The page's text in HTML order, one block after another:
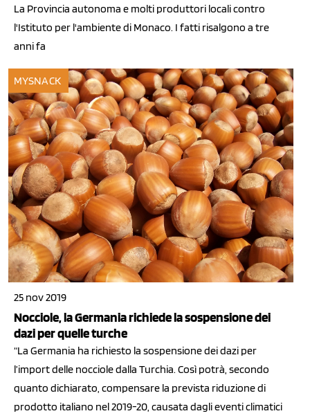
La Provincia autonoma e molti produttori locali contro
l'Istituto per l'ambiente di Monaco. I fatti risalgono a tre
anni fa
MYSNACK
25 nov 2019
Nocciole, la Germania richiede la sospensione dei
dazi per quelle turche
“La Germania ha richiesto la sospensione dei dazi per
l’import delle nocciole dalla Turchia. Così potrà, secondo
quanto dichiarato, compensare la prevista riduzione di
prodotto italiano nel 2019-20, causata dagli eventi climatici